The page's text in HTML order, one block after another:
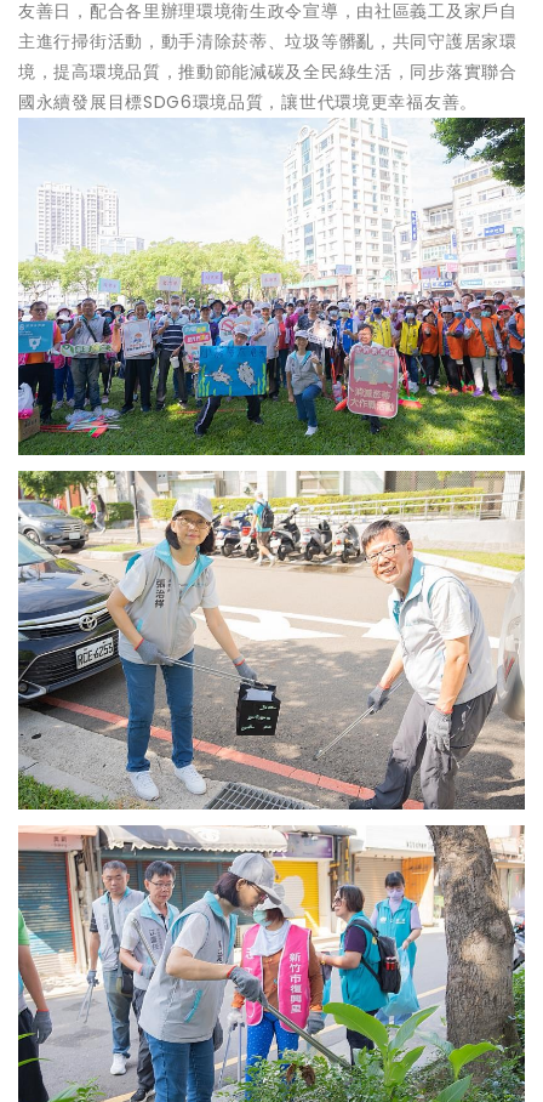
友善日，配合各里辦理環境衛生政令宣導，由社區義工及家戶自
主進行掃街活動，動手清除菸蒂、垃圾等髒亂，共同守護居家環
境，提高環境品質，推動節能減碳及全民綠生活，同步落實聯合
國永續發展目標SDG6環境品質，讓世代環境更幸福友善。